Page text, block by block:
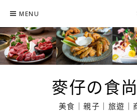
content
MENU
麥仔の食
美食｜親子｜旅遊｜